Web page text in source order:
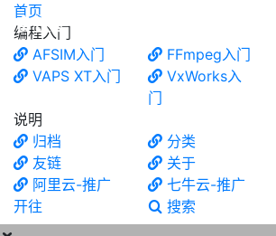
食铁兽
首页
编程入门
AFSIM入门
FFmpeg入门
VAPS XT入门
VxWorks入
门
说明
归档
分类
友链
关于
阿里云-推广
七牛云-推广
开往
搜索